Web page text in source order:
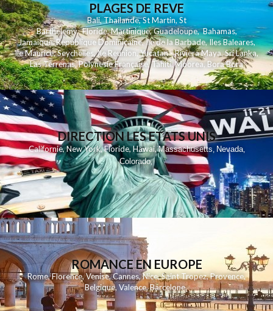
PLAGES DE REVE
Bali,Thailande,St Martin,St
Barthelemy,Floride,Martinique,Guadeloupe,Bahamas,
Jamaique,Republique Dominicaine,Ile de la Barbade,Iles Baleares,
Ile Maurice,Seychelles,Ile Reunion,Yucatan - Riviera Maya,Sri Lanka,
Las Terrenas,Polynesie Française,Tahiti,Moorea, Bora Bora
DIRECTION LES ETATS UNIS
Californie,New York,Floride,Hawai,Massachusetts, Nevada,
Colorado,
ROMANCE EN EUROPE
Rome,Florence,Venise,Cannes,Nice,Saint Tropez,Provence,
Belgique,Valence,Barcelone,